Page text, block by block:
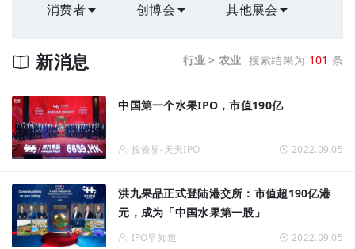
消费者
创博会 其他展会
行业 > 农业 搜索结果为 101 条
新消息
中国第一个水果IPO，市值190亿
投资界-天天IPO 2022.09.05
洪九果品正式登陆港交所：市值超190亿港
元，成为「中国水果第一股」
IPO早知道 2022.09.05